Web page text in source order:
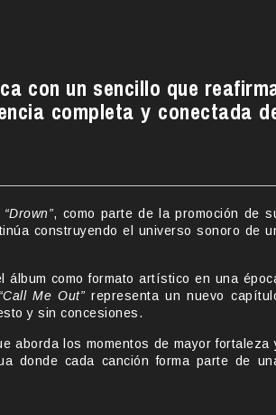
con un sencillo que
completa y conectada
“Drown”, como parte de la promoción de
construyendo el universo sonoro de
álbum como formato artístico en una
“Call Me Out” representa un nuevo
y sin concesiones.
aborda los momentos de mayor fortaleza
donde cada canción forma parte de